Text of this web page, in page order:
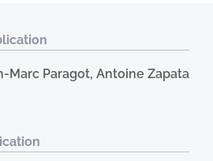
Marc Paragot, Antoine Zapata